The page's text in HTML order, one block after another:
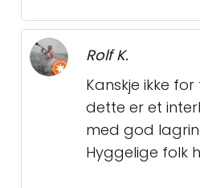
Rolf K.
Kanskje ikke
dette er et
med god
Hyggelige folk